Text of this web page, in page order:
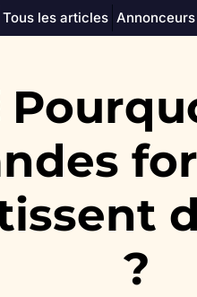
Tous les articles Annonceurs
?